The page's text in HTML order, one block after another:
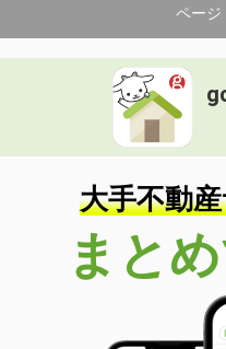
ページ
大手不動
まと